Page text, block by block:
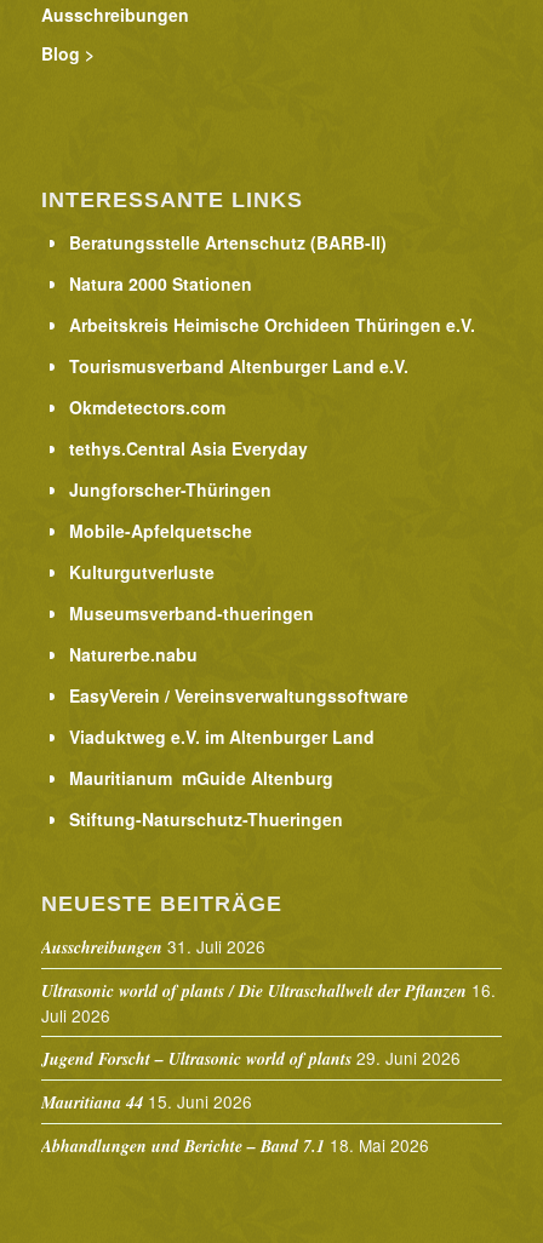
Ausschreibungen
Blog >
INTERESSANTE LINKS
Beratungsstelle Artenschutz (BARB-II)
Natura 2000 Stationen
Arbeitskreis Heimische Orchideen Thüringen e.V.
Tourismusverband Altenburger Land e.V.
Okmdetectors.com
tethys.Central Asia Everyday
Jungforscher-Thüringen
Mobile-Apfelquetsche
Kulturgutverluste
Museumsverband-thueringen
Naturerbe.nabu
EasyVerein / Vereinsverwaltungssoftware
Viaduktweg e.V. im Altenburger Land
Mauritianum mGuide Altenburg
Stiftung-Naturschutz-Thueringen
NEUESTE BEITRÄGE
Ausschreibungen 31. Juli 2026
Ultrasonic world of plants / Die Ultraschallwelt der Pflanzen 16.
Juli 2026
Jugend Forscht – Ultrasonic world of plants 29. Juni 2026
Mauritiana 44 15. Juni 2026
Abhandlungen und Berichte – Band 7.1 18. Mai 2026